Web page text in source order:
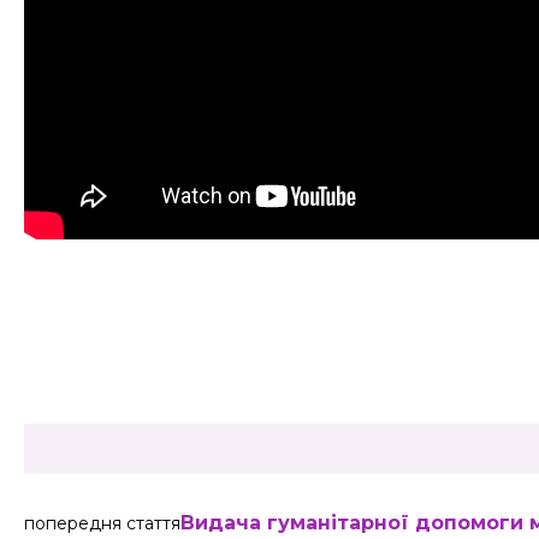
попередня статтяВидача гуманітарної